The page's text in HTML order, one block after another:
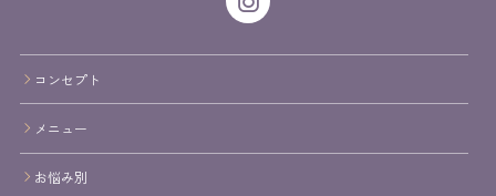
コンセプト
メニュー
お悩み別